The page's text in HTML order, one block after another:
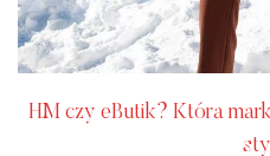
HM czy eButik? Która